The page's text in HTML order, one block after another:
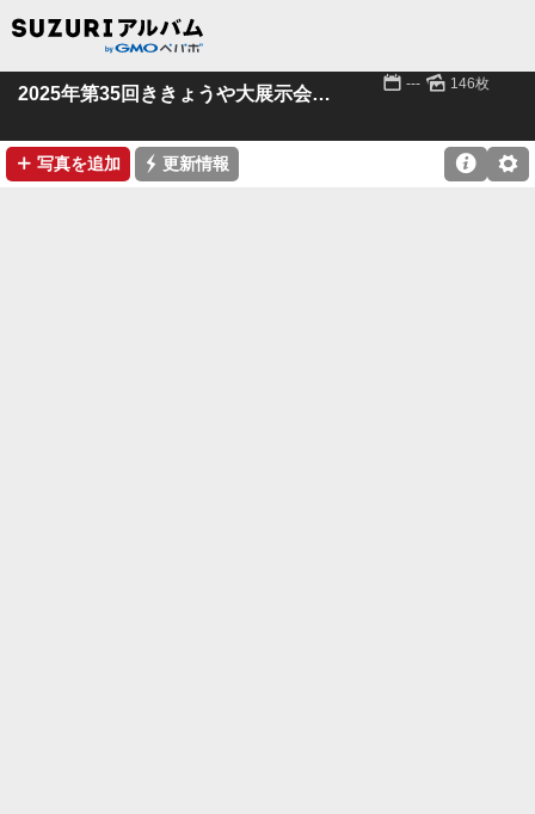
2025年第35回ききょうや大展示会 その１ 📅 --- 🌄 146枚
➕ 写真を追加 ⚡ 更新情報 ⚙
